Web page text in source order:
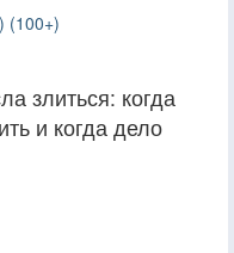
(100+)
злиться: когда
и когда дело